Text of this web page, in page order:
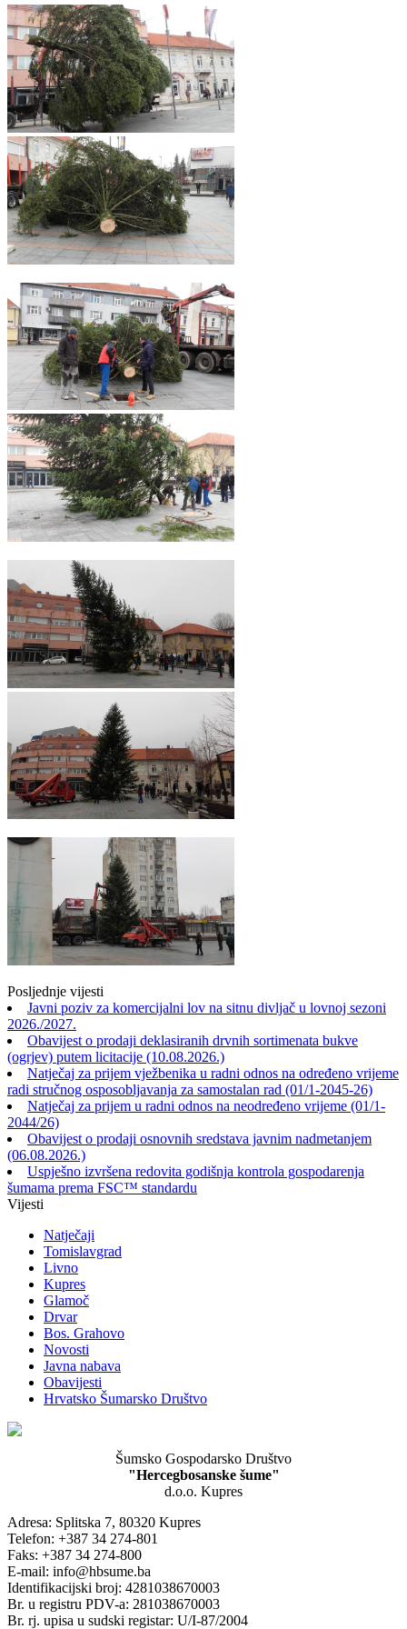
Posljednje vijesti
Javni poziv za komercijalni lov na sitnu divljač u lovnoj sezoni
2026./2027.
Obavijest o prodaji deklasiranih drvnih sortimenata bukve
(ogrjev) putem licitacije (10.08.2026.)
Natječaj za prijem vježbenika u radni odnos na određeno vrijeme
radi stručnog osposobljavanja za samostalan rad (01/1-2045-26)
Natječaj za prijem u radni odnos na neodređeno vrijeme (01/1-
2044/26)
Obavijest o prodaji osnovnih sredstava javnim nadmetanjem
(06.08.2026.)
Uspješno izvršena redovita godišnja kontrola gospodarenja
šumama prema FSC™ standardu
Vijesti
Natječaji
Tomislavgrad
Livno
Kupres
Glamoč
Drvar
Bos. Grahovo
Novosti
Javna nabava
Obavijesti
Hrvatsko Šumarsko Društvo
Šumsko Gospodarsko Društvo
"Hercegbosanske šume"
d.o.o. Kupres
Adresa: Splitska 7, 80320 Kupres
Telefon: +387 34 274-801
Faks: +387 34 274-800
E-mail: info@hbsume.ba
Identifikacijski broj: 4281038670003
Br. u registru PDV-a: 281038670003
Br. rj. upisa u sudski registar: U/I-87/2004